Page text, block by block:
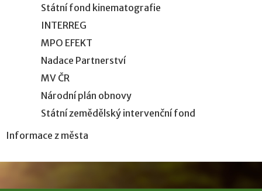
Státní fond kinematografie
INTERREG
MPO EFEKT
Nadace Partnerství
MV ČR
Národní plán obnovy
Státní zemědělský intervenční fond
Informace z města